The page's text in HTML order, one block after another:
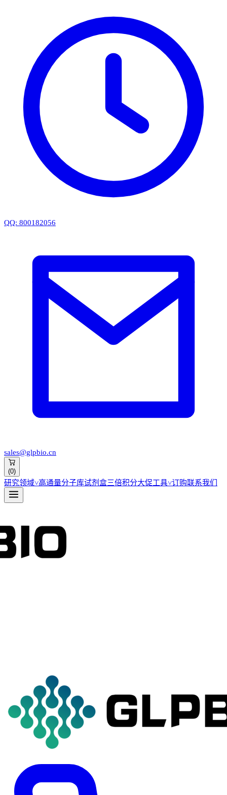
QQ: 800182056
sales@glpbio.cn
(0)
研究领域˅高通量分子库试剂盒三倍积分大促工具˅订购联系我们